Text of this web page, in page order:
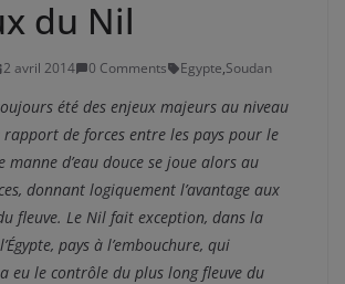
du Nil
2 avril 2014 0 Comments Egypte,Soudan
été des enjeux majeurs au niveau
de forces entre les pays pour le
manne d’eau douce se joue alors au
donnant logiquement l’avantage aux
fleuve. Le Nil fait exception, dans la
pays à l’embouchure, qui
eu le contrôle du plus long fleuve du